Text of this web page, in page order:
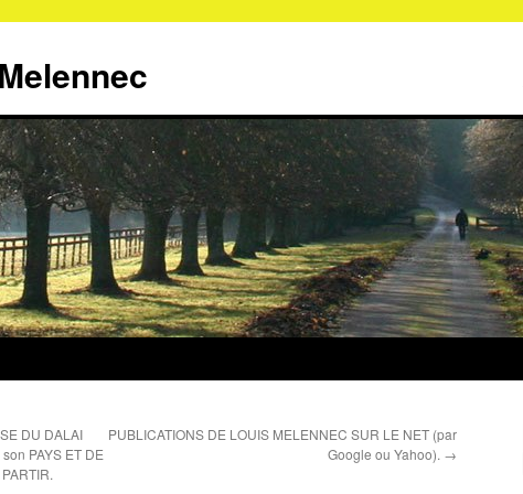
DU DALAI
PAYS ET DE
PUBLICATIONS DE LOUIS MELENNEC SUR LE NET (par
Google ou Yahoo). →